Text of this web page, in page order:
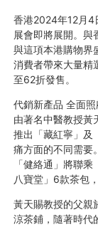
香港2024年12月4
展會即將展開。與
與這項本港購物界
消費者帶來大量精
至62折發售。
代銷新產品 全面
由著名中醫教授黃
推出「藏紅寧」及
痛方面的不同需要
「健絡通」將聯
八寶堂」6款茶包
黃天賜教授的父親
涼茶鋪，隨著時代